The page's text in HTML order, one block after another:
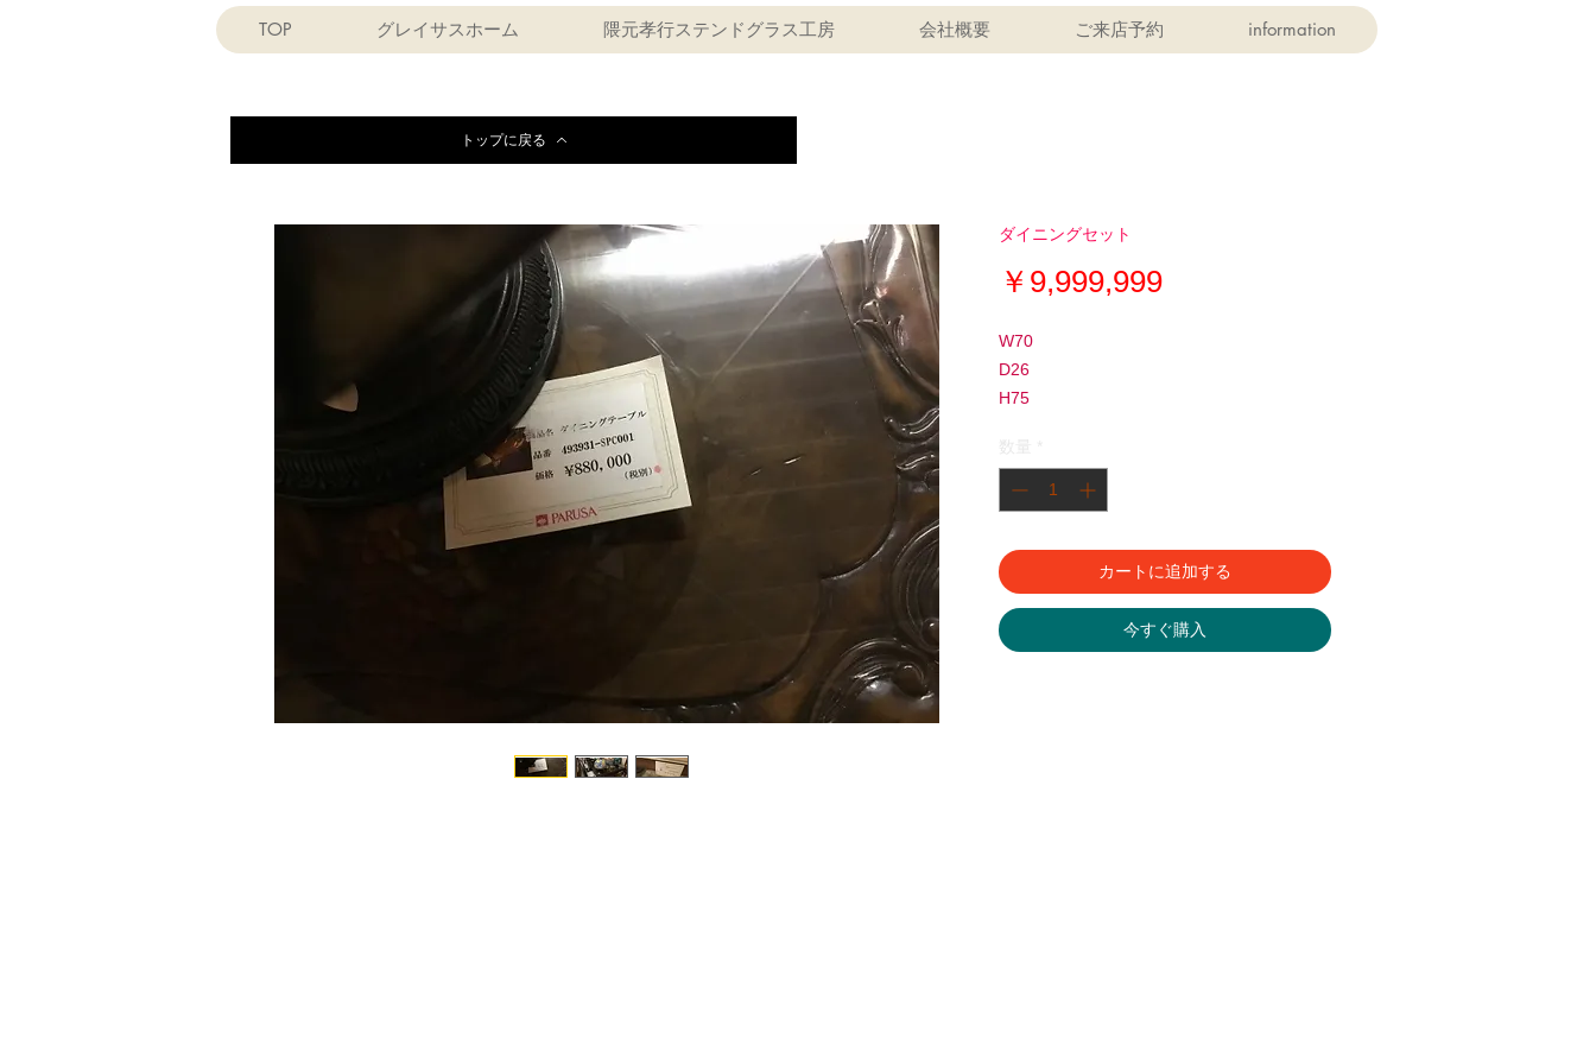
TOP グレイサスホーム 隈元孝行ステンドグラス工房 会社概要 ご来店予約 information
ダイニングセット
￥9,999,999価
W70
D26
H75
カートに追加する
今すぐ購入
トップに戻る